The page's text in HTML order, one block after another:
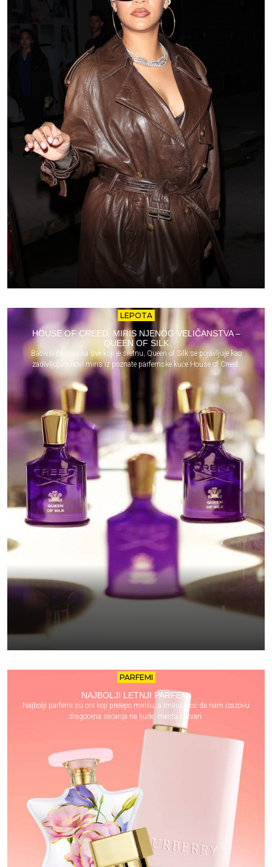
LEPOTA
HOUSE OF CREED: MIRIS NJENOG VELIČANSTVA –
QUEEN OF SILK
Bacivši čaroliju na sve koji je sretnu, Queen of Silk se pojavljuje kao
zadivljujući novi miris iz poznate parfemske kuće House of Creed.
PARFEMI
NAJBOLJI LETNJI PARFEMI
Najbolji parfemi su oni koji prelepo mirišu, a imaju moć da nam izazovu
dragocena sećanja na ljude, mesta i stvari.